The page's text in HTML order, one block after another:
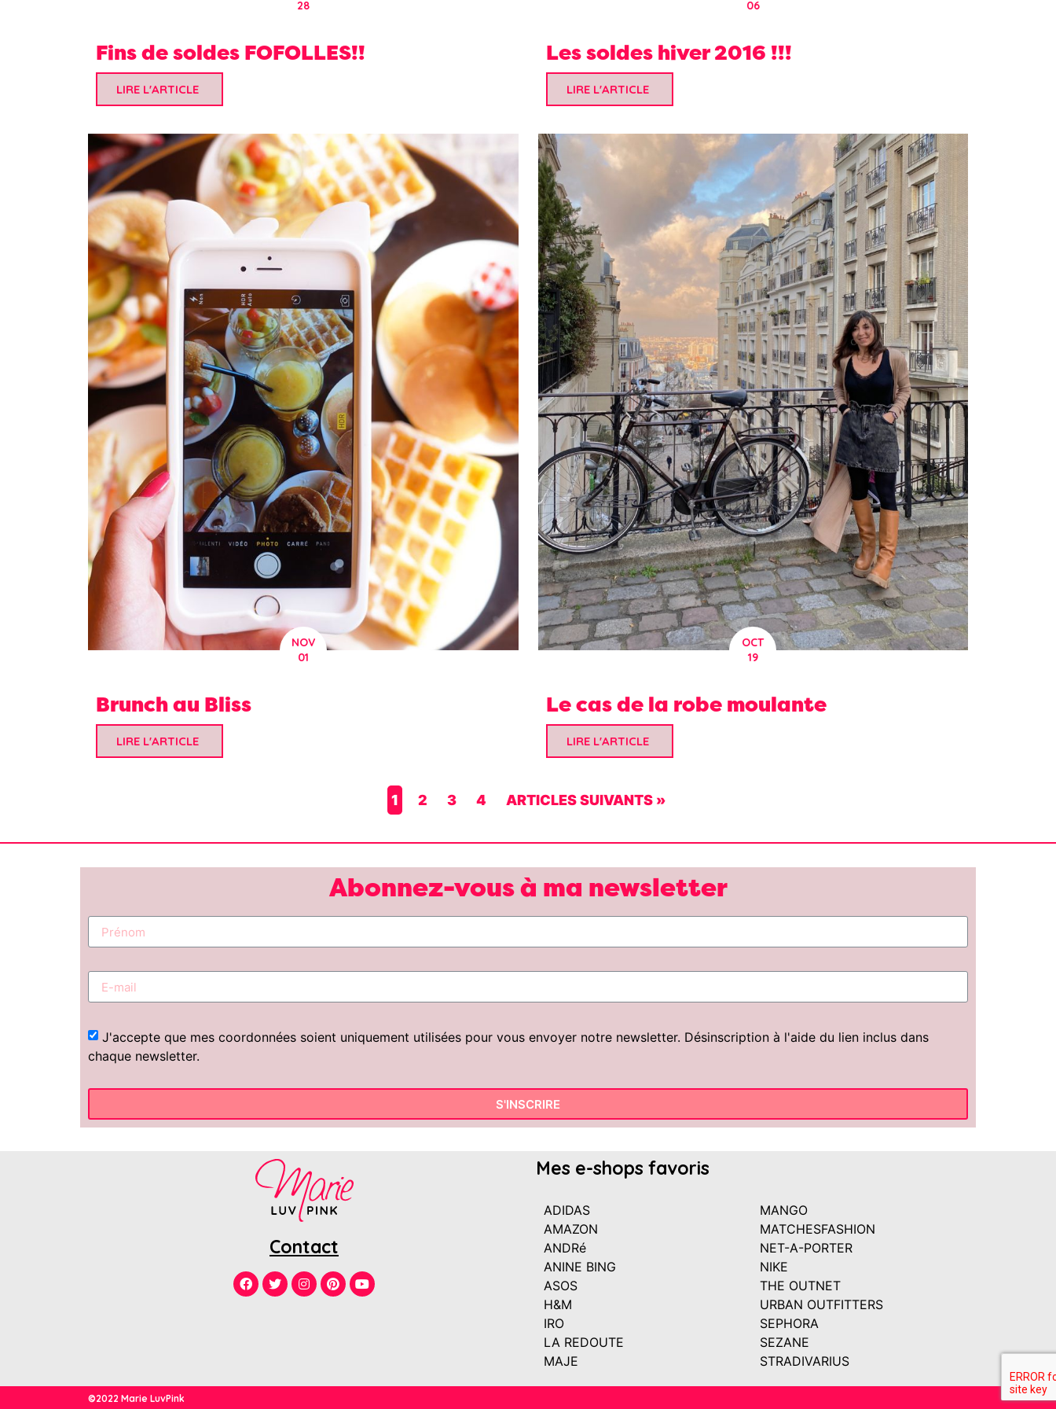
28
Fins de soldes FOFOLLES!!
LIRE L'ARTICLE
06
Les soldes hiver 2016 !!!
LIRE L'ARTICLE
NOV
01
Brunch au Bliss
LIRE L'ARTICLE
OCT
19
Le cas de la robe moulante
LIRE L'ARTICLE
1 2 3 4 ARTICLES SUIVANTS »
Abonnez-vous à ma newsletter
J'accepte que mes coordonnées soient uniquement utilisées pour vous envoyer notre newsletter. Désinscription à l'aide du lien inclus dans
chaque newsletter.
S'INSCRIRE
Contact
Mes e-shops favoris
ADIDAS
AMAZON
ANDRé
ANINE BING
ASOS
H&M
IRO
LA REDOUTE
MAJE
MANGO
MATCHESFASHION
NET-A-PORTER
NIKE
THE OUTNET
URBAN OUTFITTERS
SEPHORA
SEZANE
STRADIVARIUS
©2022 Marie LuvPink